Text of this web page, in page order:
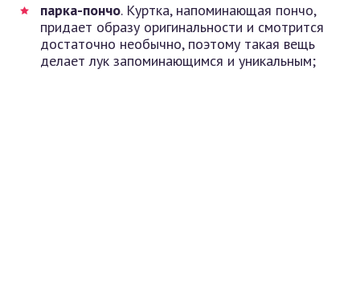
парка-пончо. Куртка, напоминающая пончо,
придает образу оригинальности и смотрится
достаточно необычно, поэтому такая вещь
делает лук запоминающимся и уникальным;